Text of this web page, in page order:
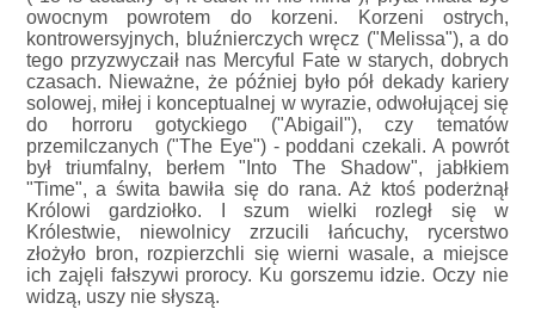
owocnym powrotem do korzeni. Korzeni ostrych,
kontrowersyjnych, bluźnierczych wręcz ("Melissa"), a do
tego przyzwyczaił nas Mercyful Fate w starych, dobrych
czasach. Nieważne, że później było pół dekady kariery
solowej, miłej i konceptualnej w wyrazie, odwołującej się
do horroru gotyckiego ("Abigail"), czy tematów
przemilczanych ("The Eye") - poddani czekali. A powrót
był triumfalny, berłem "Into The Shadow", jabłkiem
"Time", a świta bawiła się do rana. Aż ktoś poderżnął
Królowi gardziołko. I szum wielki rozległ się w
Królestwie, niewolnicy zrzucili łańcuchy, rycerstwo
złożyło bron, rozpierzchli się wierni wasale, a miejsce
ich zajęli fałszywi prorocy. Ku gorszemu idzie. Oczy nie
widzą, uszy nie słyszą.